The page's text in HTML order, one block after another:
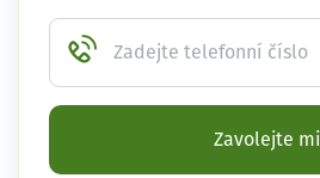
Zadejte telefonní číslo
Zavolejte mi